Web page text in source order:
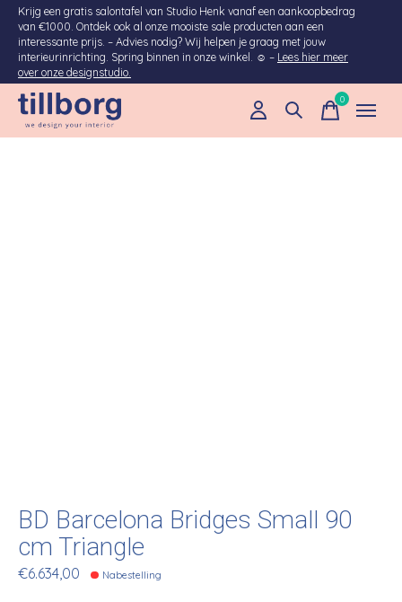
Krijg een gratis salontafel van Studio Henk vanaf een aankoopbedrag
van €1000. Ontdek ook al onze mooiste sale producten aan een
interessante prijs. – Advies nodig? Wij helpen je graag met jouw
interieurinrichting. Spring binnen in onze winkel. ☺ – Lees hier meer
over onze designstudio.
0items
BD Barcelona Bridges Small 90
cm Triangle
€6.634,00 Nabestelling